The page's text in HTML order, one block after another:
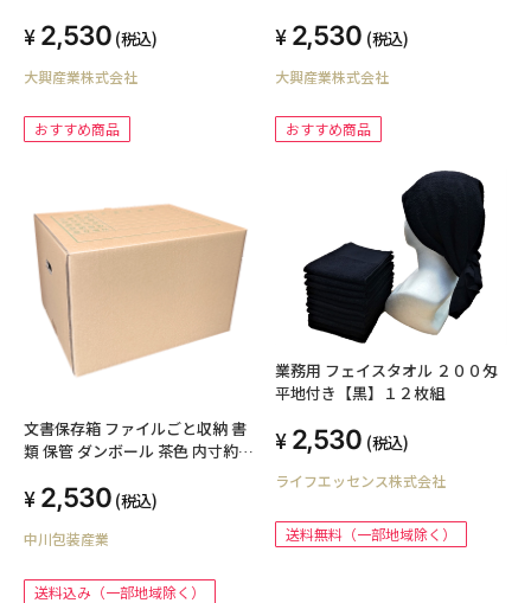
2,530 (税込)
大興産業株式会社
おすすめ商品
2,530 (税込)
大興産業株式会社
おすすめ商品
文書保存箱 ファイルごと収納 書
類 保管 ダンボール 茶色 内寸約
保管 ファイル 段ボール 収納 梱包
日本製 013-003
2,530 (税込)
中川包装産業
送料込み（一部地域除く）
業務用 フェイスタオル ２００匁
平地付き【黒】１２枚組
2,530 (税込)
ライフエッセンス株式会社
送料無料（一部地域除く）